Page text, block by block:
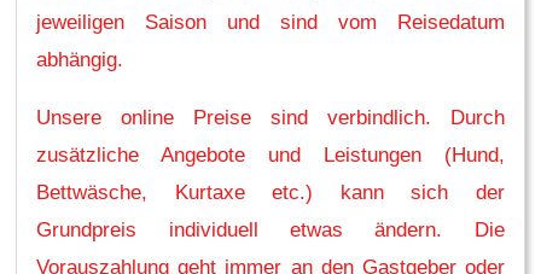
jeweiligen Saison und sind vom Reisedatum
abhängig.
Unsere online Preise sind verbindlich. Durch
zusätzliche Angebote und Leistungen (Hund,
Bettwäsche, Kurtaxe etc.) kann sich der
Grundpreis individuell etwas ändern. Die
Vorauszahlung geht immer an den Gastgeber oder